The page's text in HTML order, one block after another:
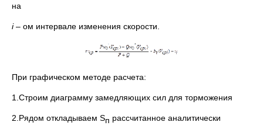
на
i– ом интервале изменения скорости.
При графическом методе расчета:
1.Строим диаграмму замедляющих сил для торможения
2.Рядом откладываем Sп рассчитанное аналитически